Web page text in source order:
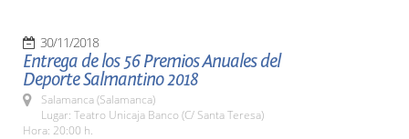
30/11/2018
Entrega de los 56 Premios Anuales del
Deporte Salmantino 2018
Salamanca (Salamanca)
Lugar: Teatro Unicaja Banco (C/ Santa Teresa)
Hora: 20:00 h.